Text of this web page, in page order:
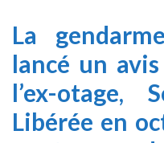
La
lancé un
l’ex-otage,
Libérée en